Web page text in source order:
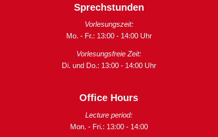
Sprechstunden
Vorlesungszeit:
Mo. - Fr.: 13:00 - 14:00 Uhr
Vorlesungsfreie Zeit:
Di. und Do.: 13:00 - 14:00 Uhr
Office Hours
Lecture period:
Mon. - Fri.: 13:00 - 14:00